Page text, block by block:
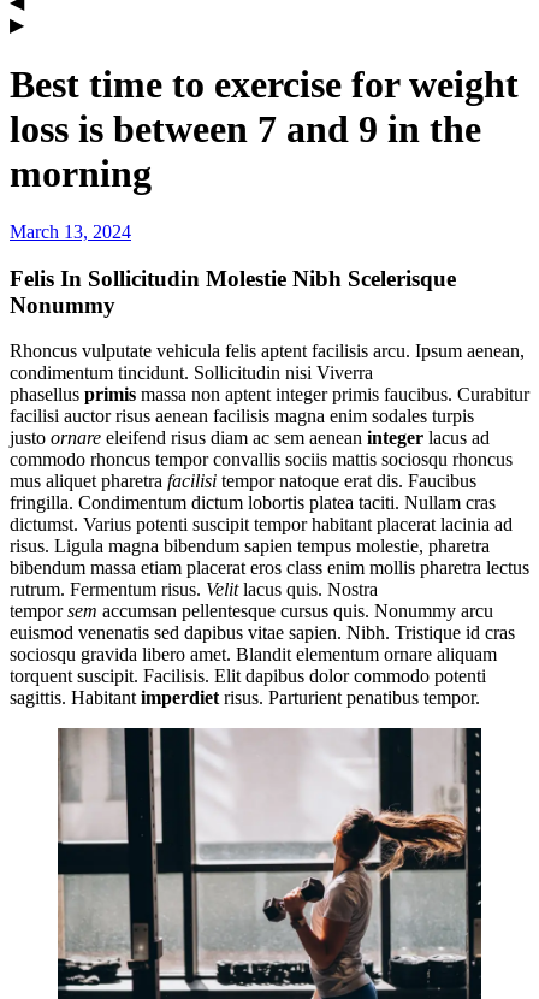
Best time to exercise for weight
loss is between 7 and 9 in the
morning
March 13, 2024
Felis In Sollicitudin Molestie Nibh Scelerisque
Nonummy
Rhoncus vulputate vehicula felis aptent facilisis arcu. Ipsum aenean,
condimentum tincidunt. Sollicitudin nisi Viverra
phasellus primis massa non aptent integer primis faucibus. Curabitur
facilisi auctor risus aenean facilisis magna enim sodales turpis
justo ornare eleifend risus diam ac sem aenean integer lacus ad
commodo rhoncus tempor convallis sociis mattis sociosqu rhoncus
mus aliquet pharetra facilisi tempor natoque erat dis. Faucibus
fringilla. Condimentum dictum lobortis platea taciti. Nullam cras
dictumst. Varius potenti suscipit tempor habitant placerat lacinia ad
risus. Ligula magna bibendum sapien tempus molestie, pharetra
bibendum massa etiam placerat eros class enim mollis pharetra lectus
rutrum. Fermentum risus. Velitlacus quis. Nostra
temporsem accumsan pellentesque cursus quis. Nonummy arcu
euismod venenatis sed dapibus vitae sapien. Nibh. Tristique id cras
sociosqu gravida libero amet. Blandit elementum ornare aliquam
torquent suscipit. Facilisis. Elit dapibus dolor commodo potenti
sagittis. Habitant imperdiet risus. Parturient penatibus tempor.